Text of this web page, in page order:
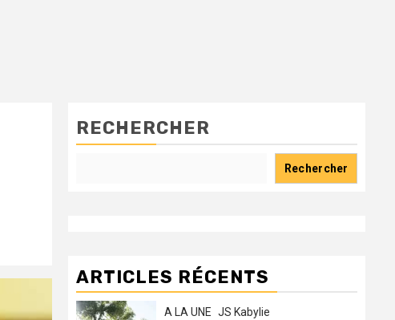
RECHERCHER
Rechercher
ARTICLES RÉCENTS
A LA UNE JS Kabylie